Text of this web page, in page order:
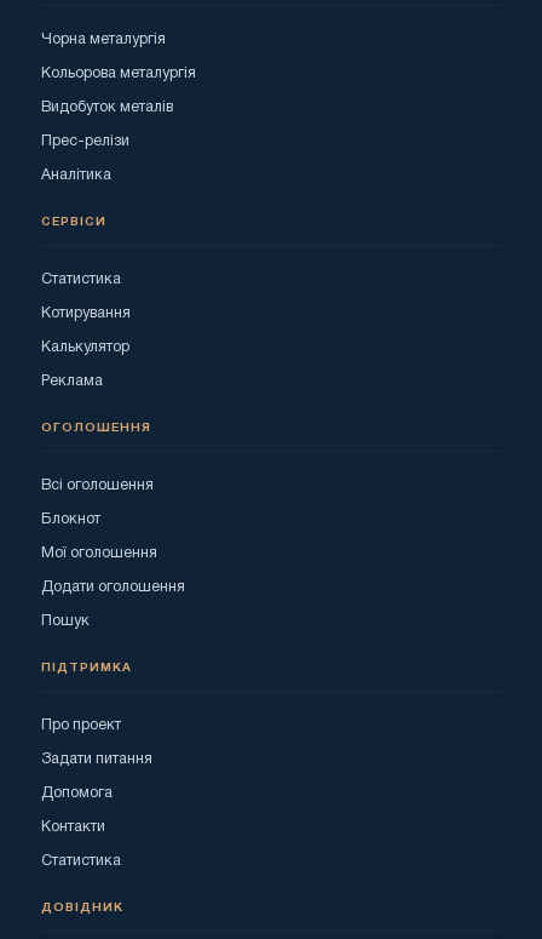
Чорна металургія
Кольорова металургія
Видобуток металів
Прес-релізи
Аналітика
СЕРВІСИ
Статистика
Котирування
Калькулятор
Реклама
ОГОЛОШЕННЯ
Всі оголошення
Блокнот
Мої оголошення
Додати оголошення
Пошук
ПІДТРИМКА
Про проект
Задати питання
Допомога
Контакти
Статистика
ДОВІДНИК